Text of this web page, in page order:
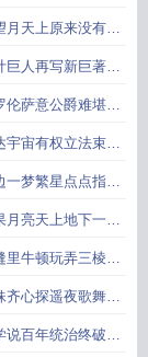
世血液循环的发
月天上原来没有天
做蠢事望远镜的
巨人再写新巨著弄
意力学天文学巨
伦萨意公爵难堪马
大气压力的发现
宇宙有权立法束众
口死他乡开普勒
一梦繁星点点指坐
字缚海盗直角坐
月亮天上地下一个
西难成双万有引
里牛顿玩弄三棱镜
女郎颜色本质的
齐心探遥夜歌舞妙
发现
说百年统治终破产